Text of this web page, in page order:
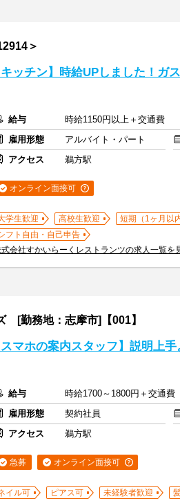
＞
キッチン】時給UPしました！ガ
給与
時給1150円以上＋交通費
雇用形態
アルバイト・パート
アクセス
鵜方駅
オンライン面接可
学生歓迎 高校生歓迎 短期（1ヶ月以
フト自由・自己申告
会社すかいらーくレストランツの求人一覧を
[勤務地：志摩市]【001】
スマホの案内スタッフ】説明上
給与
時給1700～1800円＋交通費
雇用形態
契約社員
アクセス
鵜方駅
急募 オンライン面接可
イル可 ピアス可 未経験者歓迎